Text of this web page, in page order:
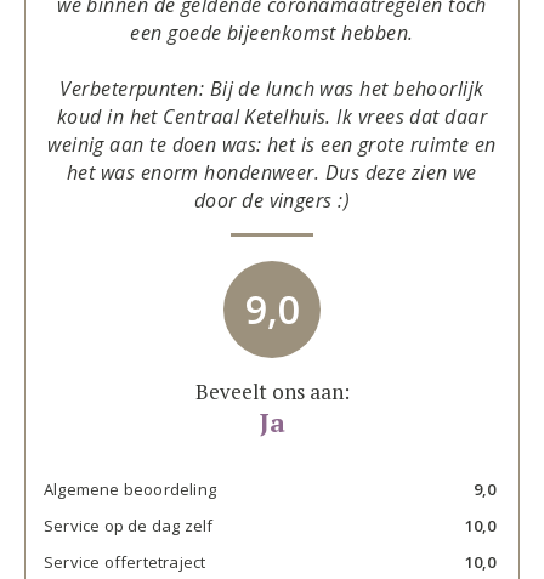
een goede bijeenkomst hebben.
Verbeterpunten: Bij de lunch was het behoorlijk
koud in het Centraal Ketelhuis. Ik vrees dat daar
weinig aan te doen was: het is een grote ruimte en
het was enorm hondenweer. Dus deze zien we
door de vingers :)
9,0
Beveelt ons aan:
Ja
Algemene beoordeling
9,0
Service op de dag zelf
10,0
Service offertetraject
10,0